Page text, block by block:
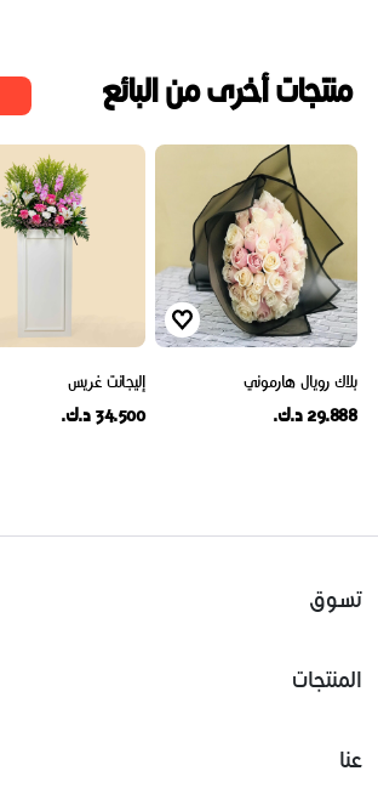
منتجات أخرى من البائع
بلاك رويال هارموني
29.888 د.ك.
إليجانت غريس
34.500 د.ك.
تسوق
المنتجات
عنا